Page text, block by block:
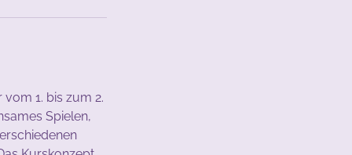
1. bis zum 2.
Spielen,